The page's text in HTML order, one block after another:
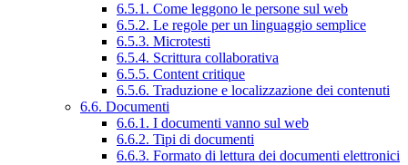
6.5.1. Come leggono le persone sul web
6.5.2. Le regole per un linguaggio semplice
6.5.3. Microtesti
6.5.4. Scrittura collaborativa
6.5.5. Content critique
6.5.6. Traduzione e localizzazione dei contenuti
6.6. Documenti
6.6.1. I documenti vanno sul web
6.6.2. Tipi di documenti
6.6.3. Formato di lettura dei documenti elettronici